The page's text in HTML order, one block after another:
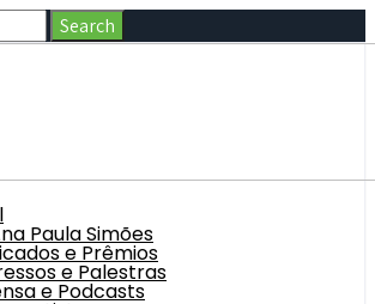
Paula Simões
e Prêmios
e Palestras
e Podcasts